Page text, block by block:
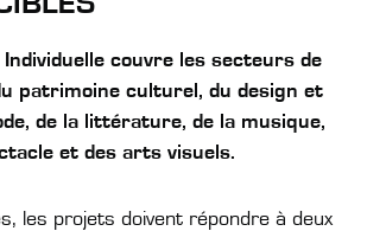
Individuelle couvre les secteurs de
patrimoine culturel, du design et
de la littérature, de la musique,
et des arts visuels.
les projets doivent répondre à deux